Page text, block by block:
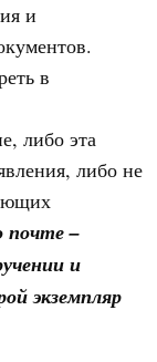
и
в
либо эта
либо не
почте –
и
экземпляр